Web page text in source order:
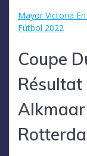
Mayor Victoria
Fútbol 2022
Coupe